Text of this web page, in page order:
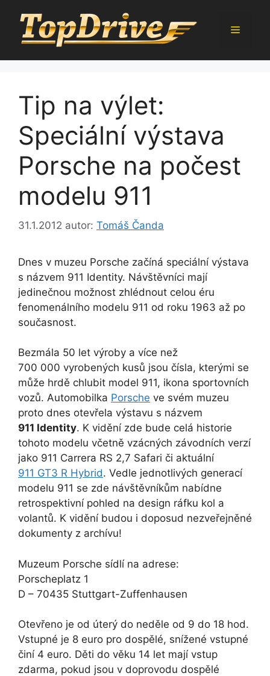
obsah
Menu
Tip na výlet:
Speciální výstava
Porsche na počest
modelu 911
31.1.2012 autor: Tomáš Čanda
Dnes v muzeu Porsche začíná speciální výstava
s názvem 911 Identity. Návštěvníci mají
jedinečnou možnost zhlédnout celou éru
fenomenálního modelu 911 od roku 1963 až po
současnost.
Bezmála 50 let výroby a více než
700 000 vyrobených kusů jsou čísla, kterými se
může hrdě chlubit model 911, ikona sportovních
vozů. Automobilka Porsche ve svém muzeu
proto dnes otevřela výstavu s názvem
911 Identity. K vidění zde bude celá historie
tohoto modelu včetně vzácných závodních verzí
jako 911 Carrera RS 2,7 Safari či aktuální
911 GT3 R Hybrid. Vedle jednotlivých generací
modelu 911 se zde návštěvníkům nabídne
retrospektivní pohled na design ráfku kol a
volantů. K vidění budou i doposud nezveřejněné
dokumenty z archívu!
Muzeum Porsche sídlí na adrese:
Porscheplatz 1
D – 70435 Stuttgart-Zuffenhausen
Otevřeno je od úterý do neděle od 9 do 18 hod.
Vstupné je 8 euro pro dospělé, snížené vstupné
činí 4 euro. Děti do věku 14 let mají vstup
zdarma, pokud jsou v doprovodu dospělé